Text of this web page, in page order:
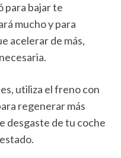
para bajar te
mucho y para
acelerar de más,
utiliza el freno con
regenerar más
desgaste de tu coche